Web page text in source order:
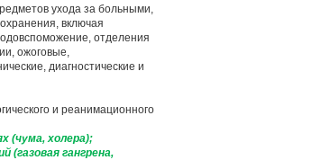
ухода за больными,
включая
отделения
ожоговые,
диагностические и
и реанимационного
(чума, холера);
(газовая гангрена,